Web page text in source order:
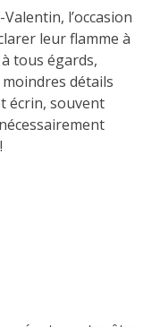
l’occasion
leur flamme à
tous égards,
détails
écrin, souvent